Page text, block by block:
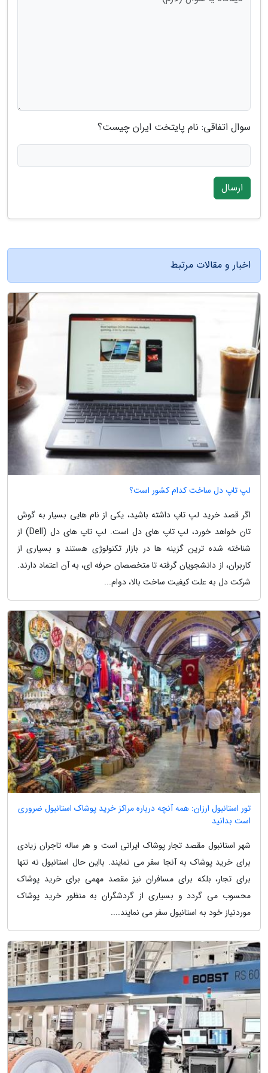
سوال اتفاقی: نام پایتخت ایران چیست؟
ارسال
اخبار و مقالات مرتبط
لپ تاپ دل ساخت کدام کشور است؟
اگر قصد خرید لپ تاپ داشته باشید، یکی از نام هایی بسیار به گوش
تان خواهد خورد، لپ تاپ های دل است. لپ تاپ های دل (Dell) از
شناخته شده ترین گزینه ها در بازار تکنولوژی هستند و بسیاری از
کاربران، از دانشجویان گرفته تا متخصصان حرفه ای، به آن اعتماد دارند.
شرکت دل به علت کیفیت ساخت بالا، دوام...
تور استانبول ارزان: همه آنچه درباره مراکز خرید پوشاک استانبول ضروری
است بدانید
شهر استانبول مقصد تجار پوشاک ایرانی است و هر ساله تاجران زیادی
برای خرید پوشاک به آنجا سفر می نمایند. بااین حال استانبول نه تنها
برای تجار، بلکه برای مسافران نیز مقصد مهمی برای خرید پوشاک
محسوب می گردد و بسیاری از گردشگران به منظور خرید پوشاک
موردنیاز خود به استانبول سفر می نمایند....